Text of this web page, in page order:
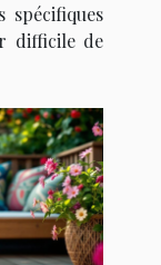
spécifiques
difficile de